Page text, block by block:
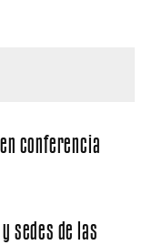
conferencia
sedes de las